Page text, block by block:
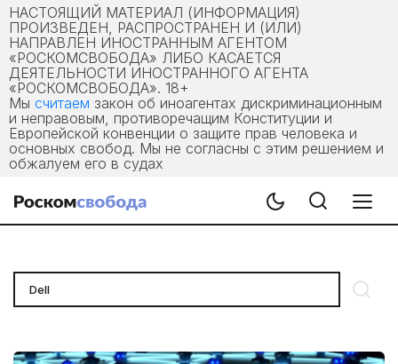
НАСТОЯЩИЙ МАТЕРИАЛ (ИНФОРМАЦИЯ)
ПРОИЗВЕДЕН, РАСПРОСТРАНЕН И (ИЛИ)
НАПРАВЛЕН ИНОСТРАННЫМ АГЕНТОМ
«РОСКОМСВОБОДА» ЛИБО КАСАЕТСЯ
ДЕЯТЕЛЬНОСТИ ИНОСТРАННОГО АГЕНТА
«РОСКОМСВОБОДА». 18+
Мы считаем закон об иноагентах дискриминационным
и неправовым, противоречащим Конституции и
Европейской конвенции о защите прав человека и
основных свобод. Мы не согласны с этим решением и
обжалуем его в судах